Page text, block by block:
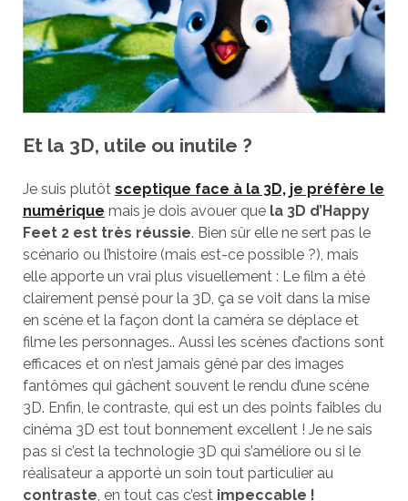
Et la 3D, utile ou inutile ?
Je suis plutôt sceptique face à la 3D, je préfère le
numérique mais je dois avouer que la 3D d’Happy
Feet 2 est très réussie. Bien sûr elle ne sert pas le
scénario ou l’histoire (mais est-ce possible ?), mais
elle apporte un vrai plus visuellement : Le film a été
clairement pensé pour la 3D, ça se voit dans la mise
en scène et la façon dont la caméra se déplace et
filme les personnages.. Aussi les scènes d’actions sont
efficaces et on n’est jamais gêné par des images
fantômes qui gâchent souvent le rendu d’une scène
3D. Enfin, le contraste, qui est un des points faibles du
cinéma 3D est tout bonnement excellent ! Je ne sais
pas si c’est la technologie 3D qui s’améliore ou si le
réalisateur a apporté un soin tout particulier au
contraste, en tout cas c’est impeccable !